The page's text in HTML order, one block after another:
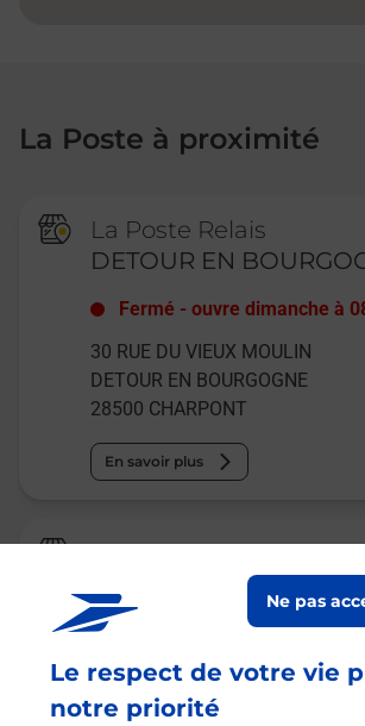
Le respect de votre vie
notre priorité
Ne pas
La Poste à proximité
La Poste Relais
DETOUR EN
Fermé -ouvre dimanche à
30 RUE DU VIEUX MOULIN
DETOUR EN BOURGOGNE
28500 CHARPONT
En savoir plus
Relais Pickup
AUX DELICES DE
ouvre samedi à
28 GRANDE RUE
28500 MEZIERES EN DROUAIS